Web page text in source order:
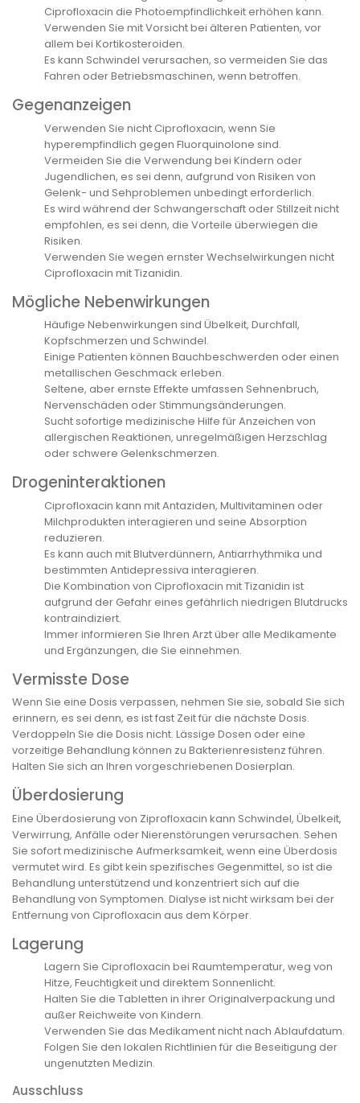
Ciprofloxacin die Photoempfindlichkeit erhöhen kann.
Verwenden Sie mit Vorsicht bei älteren Patienten, vor
allem bei Kortikosteroiden.
Es kann Schwindel verursachen, so vermeiden Sie das
Fahren oder Betriebsmaschinen, wenn betroffen.
Gegenanzeigen
Verwenden Sie nicht Ciprofloxacin, wenn Sie
hyperempfindlich gegen Fluorquinolone sind.
Vermeiden Sie die Verwendung bei Kindern oder
Jugendlichen, es sei denn, aufgrund von Risiken von
Gelenk- und Sehproblemen unbedingt erforderlich.
Es wird während der Schwangerschaft oder Stillzeit nicht
empfohlen, es sei denn, die Vorteile überwiegen die
Risiken.
Verwenden Sie wegen ernster Wechselwirkungen nicht
Ciprofloxacin mit Tizanidin.
Mögliche Nebenwirkungen
Häufige Nebenwirkungen sind Übelkeit, Durchfall,
Kopfschmerzen und Schwindel.
Einige Patienten können Bauchbeschwerden oder einen
metallischen Geschmack erleben.
Seltene, aber ernste Effekte umfassen Sehnenbruch,
Nervenschäden oder Stimmungsänderungen.
Sucht sofortige medizinische Hilfe für Anzeichen von
allergischen Reaktionen, unregelmäßigen Herzschlag
oder schwere Gelenkschmerzen.
Drogeninteraktionen
Ciprofloxacin kann mit Antaziden, Multivitaminen oder
Milchprodukten interagieren und seine Absorption
reduzieren.
Es kann auch mit Blutverdünnern, Antiarrhythmika und
bestimmten Antidepressiva interagieren.
Die Kombination von Ciprofloxacin mit Tizanidin ist
aufgrund der Gefahr eines gefährlich niedrigen Blutdrucks
kontraindiziert.
Immer informieren Sie Ihren Arzt über alle Medikamente
und Ergänzungen, die Sie einnehmen.
Vermisste Dose
Wenn Sie eine Dosis verpassen, nehmen Sie sie, sobald Sie sich
erinnern, es sei denn, es ist fast Zeit für die nächste Dosis.
Verdoppeln Sie die Dosis nicht. Lässige Dosen oder eine
vorzeitige Behandlung können zu Bakterienresistenz führen.
Halten Sie sich an Ihren vorgeschriebenen Dosierplan.
Überdosierung
Eine Überdosierung von Ziprofloxacin kann Schwindel, Übelkeit,
Verwirrung, Anfälle oder Nierenstörungen verursachen. Sehen
Sie sofort medizinische Aufmerksamkeit, wenn eine Überdosis
vermutet wird. Es gibt kein spezifisches Gegenmittel, so ist die
Behandlung unterstützend und konzentriert sich auf die
Behandlung von Symptomen. Dialyse ist nicht wirksam bei der
Entfernung von Ciprofloxacin aus dem Körper.
Lagerung
Lagern Sie Ciprofloxacin bei Raumtemperatur, weg von
Hitze, Feuchtigkeit und direktem Sonnenlicht.
Halten Sie die Tabletten in ihrer Originalverpackung und
außer Reichweite von Kindern.
Verwenden Sie das Medikament nicht nach Ablaufdatum.
Folgen Sie den lokalen Richtlinien für die Beseitigung der
ungenutzten Medizin.
Ausschluss